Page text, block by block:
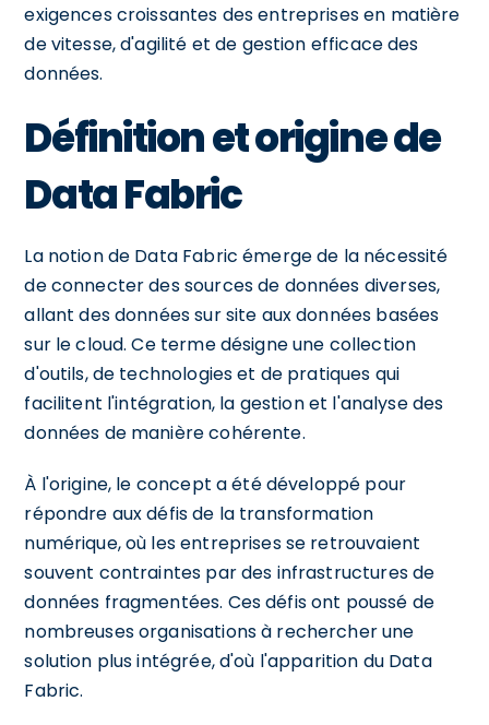
exigences croissantes des entreprises en matière
de vitesse, d'agilité et de gestion efficace des
données.
Définition et origine de
Data Fabric
La notion de Data Fabric émerge de la nécessité
de connecter des sources de données diverses,
allant des données sur site aux données basées
sur le cloud. Ce terme désigne une collection
d'outils, de technologies et de pratiques qui
facilitent l'intégration, la gestion et l'analyse des
données de manière cohérente.
À l'origine, le concept a été développé pour
répondre aux défis de la transformation
numérique, où les entreprises se retrouvaient
souvent contraintes par des infrastructures de
données fragmentées. Ces défis ont poussé de
nombreuses organisations à rechercher une
solution plus intégrée, d'où l'apparition du Data
Fabric.